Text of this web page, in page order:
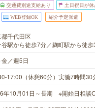
交通費別途支給あり 土日祝日が休
WEB登録OK 紹介予定派遣
都千代田区
谷駅から徒歩7分／麹町駅から徒
金／週5日
17:00（休憩60分）実働7時間30
年10月01日～長期 ※開始日相談